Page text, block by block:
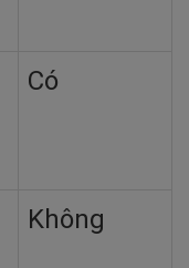
Có
Không